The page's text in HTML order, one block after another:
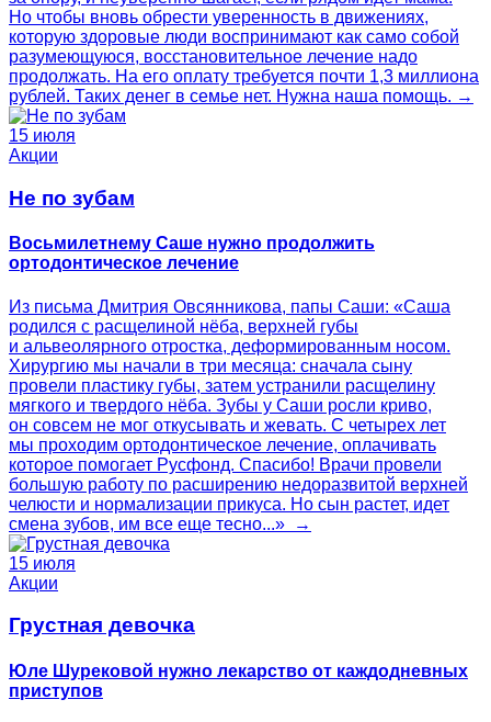
Но чтобы вновь обрести уверенность в движениях,
которую здоровые люди воспринимают как само собой
разумеющуюся, восстановительное лечение надо
продолжать. На его оплату требуется почти 1,3 миллиона
рублей. Таких денег в семье нет. Нужна наша помощь. →
15 июля
Акции
Не по зубам
Восьмилетнему Саше нужно продолжить
ортодонтическое лечение
Из письма Дмитрия Овсянникова, папы Саши: «Саша
родился с расщелиной нёба, верхней губы
и альвеолярного отростка, деформированным носом.
Хирургию мы начали в три месяца: сначала сыну
провели пластику губы, затем устранили расщелину
мягкого и твердого нёба. Зубы у Саши росли криво,
он совсем не мог откусывать и жевать. С четырех лет
мы проходим ортодонтическое лечение, оплачивать
которое помогает Русфонд. Спасибо! Врачи провели
большую работу по расширению недоразвитой верхней
челюсти и нормализации прикуса. Но сын растет, идет
смена зубов, им все еще тесно...» →
15 июля
Акции
Грустная девочка
Юле Шурековой нужно лекарство от каждодневных
приступов